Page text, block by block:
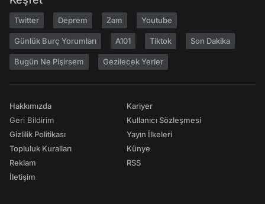
Twitter Deprem Zam Youtube
Günlük Burç Yorumları A101 Tiktok Son Dakika
Bugün Ne Pişirsem Gezilecek Yerler
Hakkımızda
Geri Bildirim
Gizlilik Politikası
Topluluk Kuralları
Reklam
İletişim
Kariyer
Kullanıcı Sözleşmesi
Yayın İlkeleri
Künye
RSS